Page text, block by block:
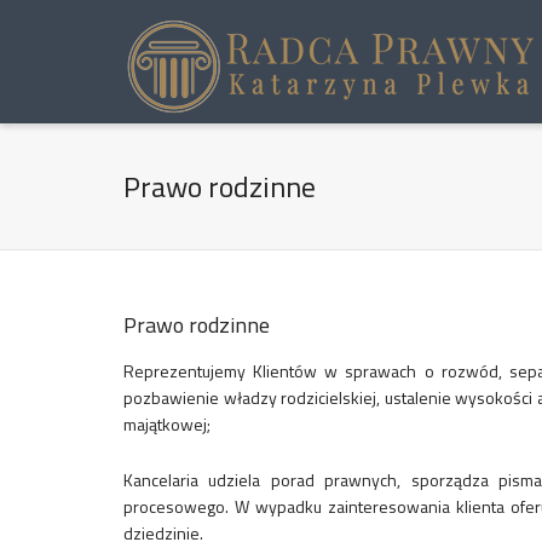
Prawo rodzinne
Prawo rodzinne
Reprezentujemy Klientów w sprawach o rozwód,
pozbawienie władzy rodzicielskiej, ustalenie
majątkowej;
Kancelaria udziela porad prawnych, sporządza
procesowego. W wypadku zainteresowania klienta
dziedzinie.